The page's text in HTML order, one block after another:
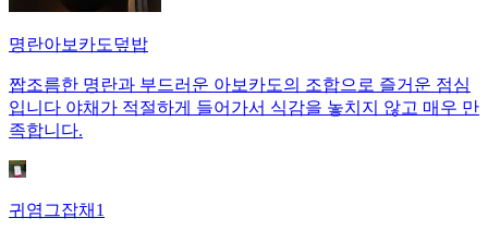
명란아보카도덮밥
짭조름한 명란과 부드러운 아보카도의 조합으로 즐거운 점심
입니다 야채가 적절하게 들어가서 식감을 놓치지 않고 매우 만
족합니다.
귀염그잡채1